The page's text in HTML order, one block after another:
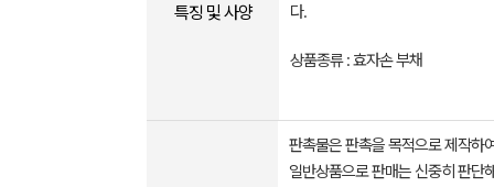
특징 및 사양
다.
상품종류 : 효자손 부채
판촉물은 판촉을 목적으로 제작하
일반상품으로 판매는 신중히 판단